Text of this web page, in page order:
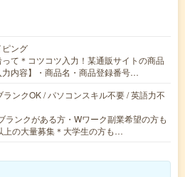
ング
て＊コツコツ入力！某通販サイトの商品
内容】・商品名・商品登録番号…
ランクOK / パソコンスキル不要 / 英語力不
ランクがある方・Wワーク副業希望の方も
上の大量募集＊大学生の方も…